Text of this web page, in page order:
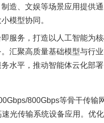
造、文娱等场景应用提供
模型协同。
务，打造以人工智能为
汇聚高质量基础模型与行
水平，推动智能体云化部署
800Gbps等骨干传输
光传输系统设备应用。优